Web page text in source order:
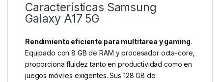
Características Samsung
Galaxy A17 5G
Rendimiento eficiente para multitarea y gaming.
Equipado con 8 GB de RAM y procesador octa-core,
proporciona fluidez tanto en productividad como en
juegos móviles exigentes. Sus 128 GB de